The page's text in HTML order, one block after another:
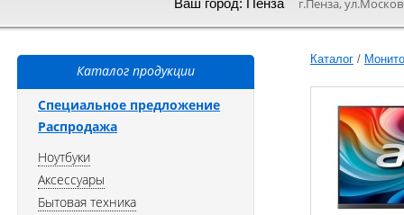
Ваш город: Пенза г.Пенза,
Каталог /
Каталог продукции
Специальное предложение
Распродажа
Ноутбуки
Аксессуары
Бытовая техника